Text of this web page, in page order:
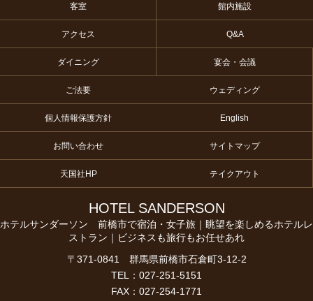
客室 館内施設
アクセス Q&A
ダイニング 宴会・会議
ご法要 ウェディング
個人情報保護方針 English
お問い合わせ サイトマップ
天国社HP テイクアウト
HOTEL SANDERSON
ホテルサンダーソン 前橋市で宿泊・女子旅｜眺望を楽しめるホテルレ
ストラン｜ビジネスも旅行もお任せあれ
〒371-0841 群馬県前橋市石倉町3-12-2
TEL：027-251-5151
FAX：027-254-1771